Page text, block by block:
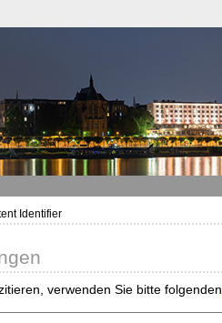
Identifier
verwenden Sie bitte folgenden